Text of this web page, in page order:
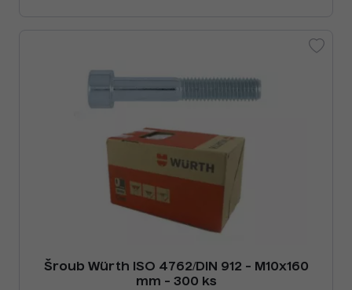
Šroub Würth ISO 4762/DIN 912 - M10x160
mm - 300 ks